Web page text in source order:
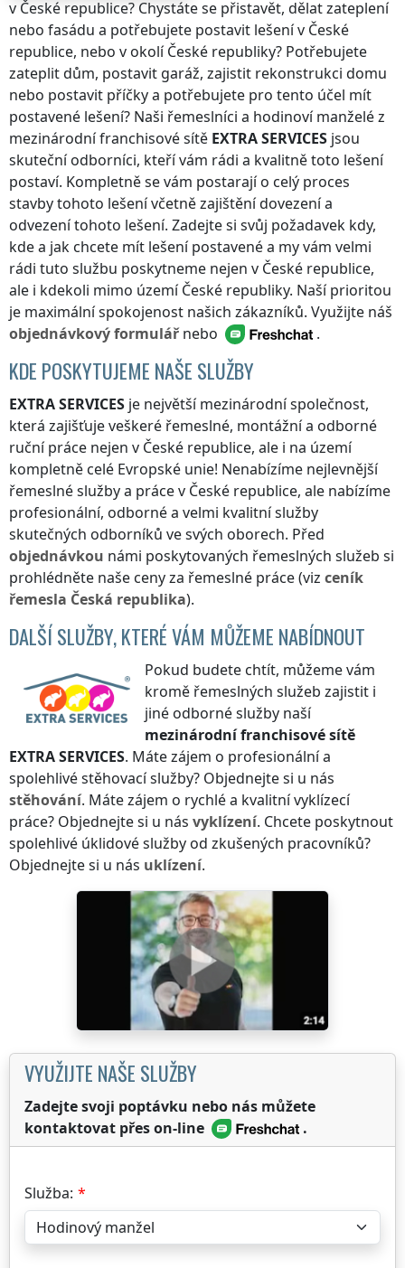
v České republice? Chystáte se přistavět, dělat zateplení
nebo fasádu a potřebujete postavit lešenív České
republice, nebo v okolíČeské republiky? Potřebujete
zateplit dům, postavit garáž, zajistit rekonstrukci domu
nebo postavit příčky a potřebujete pro tento účel mít
postavené lešení? Naši řemeslníci a hodinoví manželé z
mezinárodní franchisové sítě EXTRA SERVICES jsou
skuteční odborníci, kteří vám rádi a kvalitně toto lešení
postaví. Kompletně se vám postarají o celý proces
stavby tohoto lešení včetně zajištění dovezení a
odvezení tohoto lešení. Zadejte si svůj požadavek kdy,
kde a jak chcete mít lešení postavené a my vám velmi
rádi tuto službu poskytneme nejen v České republice,
ale i kdekoli mimo území České republiky. Naší prioritou
je maximální spokojenost našich zákazníků. Využijte náš
objednávkový formulářnebo .
KDE POSKYTUJEME NAŠE SLUŽBY
EXTRA SERVICES je největší mezinárodní společnost,
která zajišťuje veškeré řemeslné, montážní a odborné
ruční práce nejen v České republice, ale i na území
kompletně celé Evropské unie! Nenabízíme nejlevnější
řemeslné služby a prácev České republice, ale nabízíme
profesionální, odborné a velmi kvalitní služby
skutečných odborníků ve svých oborech. Před
objednávkou námi poskytovaných řemeslných služeb si
prohlédněte naše ceny za řemeslné práce (viz ceník
řemesla Česká republika).
DALŠÍ SLUŽBY, KTERÉ VÁM MŮŽEME NABÍDNOUT
Pokud budete chtít, můžeme vám
kromě řemeslných služeb zajistit i
jiné odborné služby naší
mezinárodní franchisové sítě
EXTRA SERVICES. Máte zájem o profesionální a
spolehlivé stěhovací služby? Objednejte si u nás
stěhování. Máte zájem o rychlé a kvalitní vyklízecí
práce? Objednejte si u nás vyklízení. Chcete poskytnout
spolehlivé úklidové služby od zkušených pracovníků?
Objednejte si u nás uklízení.
VYUŽIJTE NAŠE SLUŽBY
Zadejte svoji poptávku nebo nás můžete
kontaktovat přes on-line
.
Služba: